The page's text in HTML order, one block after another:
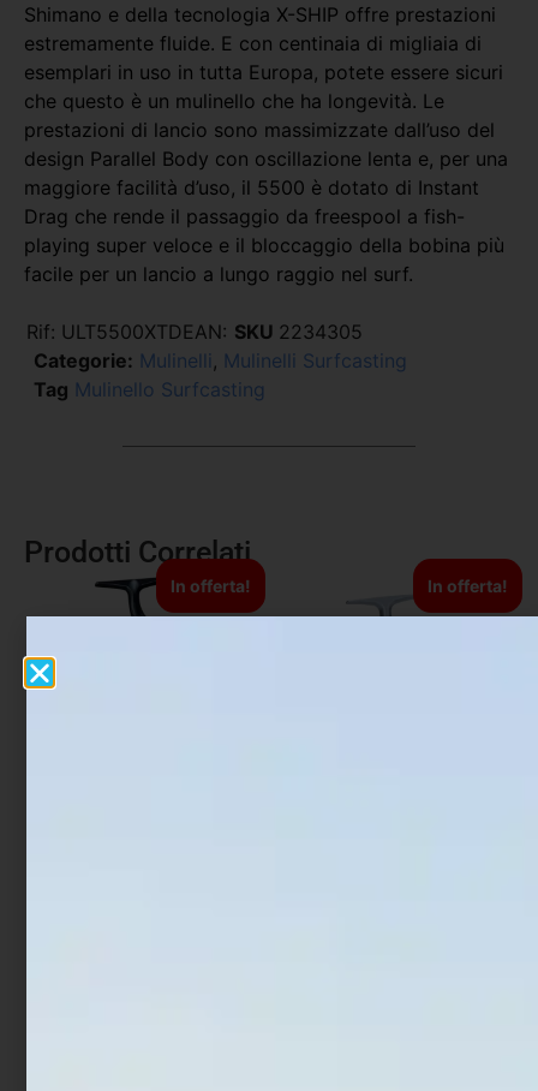
Shimano e della tecnologia X-SHIP offre prestazioni
estremamente fluide. E con centinaia di migliaia di
esemplari in uso in tutta Europa, potete essere sicuri
che questo è un mulinello che ha longevità. Le
prestazioni di lancio sono massimizzate dall’uso del
design Parallel Body con oscillazione lenta e, per una
maggiore facilità d’uso, il 5500 è dotato di Instant
Drag che rende il passaggio da freespool a fish-
playing super veloce e il bloccaggio della bobina più
facile per un lancio a lungo raggio nel surf.
Rif: ULT5500XTDEAN: SKU 2234305
Categorie: Mulinelli , Mulinelli Surfcasting
Tag Mulinello Surfcasting
Prodotti Correlati
In offerta! In offerta!